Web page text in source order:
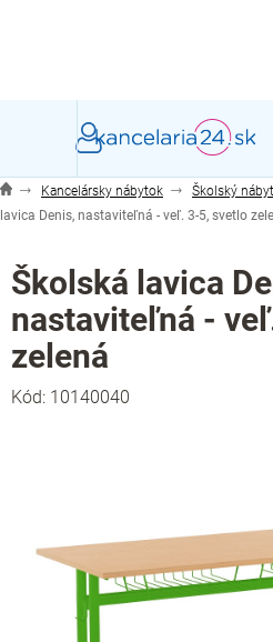
Kancelársky nábytok Školský
lavica Denis, nastaviteľná - veľ. 3-5, svetlo
Školská lavica
nastaviteľná -
zelená
Kód: 10140040